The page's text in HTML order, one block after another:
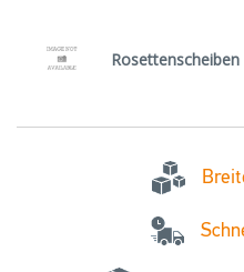
Rosettenscheiben